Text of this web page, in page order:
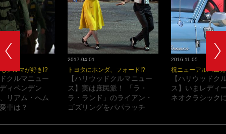
2017.04.01
トヨタにホンダ、フォード!?
【ハリウッドクルマニュー
ス】実は庶民派！ 「ラ・
ラ・ランド」のライアン・
ゴズリングをパパラッチ
2016.11.05
祝ニューアルバム
【ハリウッドク
ス】いまレディ
ネオクラシック
クルマが好き!?
クルマニュー
ィペンデン
リアム・へム
車は？